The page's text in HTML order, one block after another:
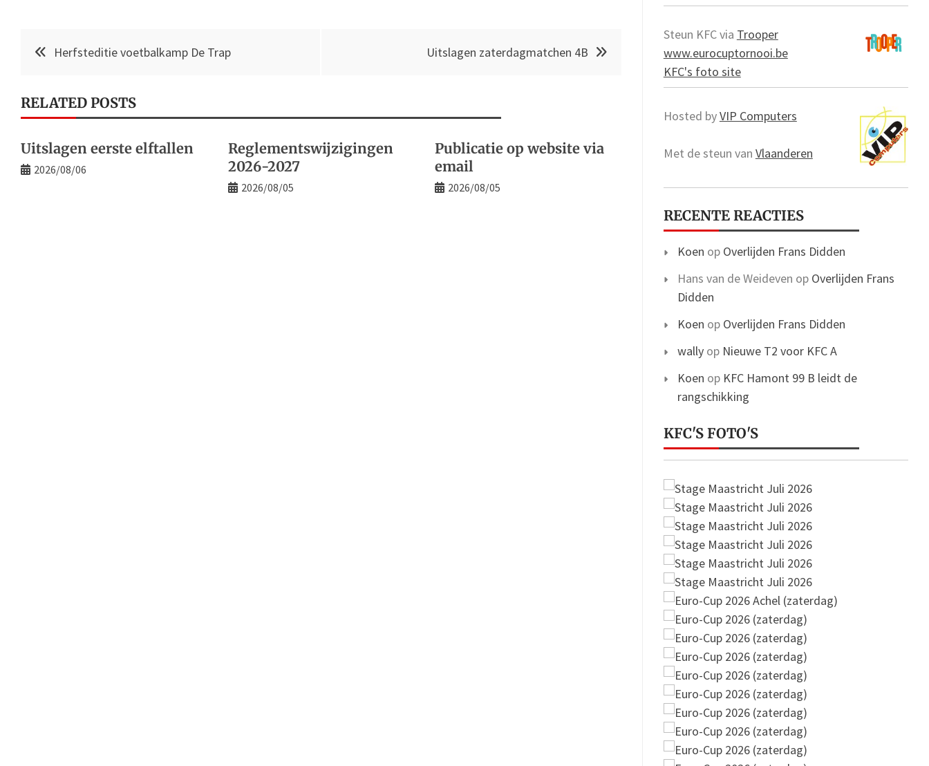
Post Herfsteditie voetbalkamp De Trap Uitslagen zaterdagmatchen 4B
RELATED POSTS
Uitslagen eerste elftallen
2026/08/06
Reglementswijzigingen
2026-2027
2026/08/05
Publicatie op website via
email
2026/08/05
Steun KFC via Trooper
www.eurocuptornooi.be
KFC's foto site
Hosted byVIP Computers
Met de steun van Vlaanderen
RECENTE REACTIES
Koen op Overlijden Frans Didden
Hans van de Weideven op Overlijden Frans
Didden
Koen op Overlijden Frans Didden
wallyop Nieuwe T2 voor KFC A
Koen op KFC Hamont 99 B leidt de
rangschikking
KFC'S FOTO'S